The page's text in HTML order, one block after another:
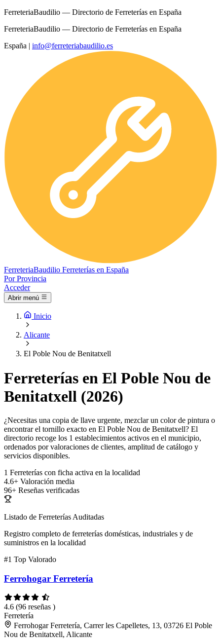
FerreteriaBaudilio — Directorio de Ferreterías en España
FerreteriaBaudilio — Directorio de Ferreterías en España
España | info@ferreteriabaudilio.es
FerreteriaBaudilio Ferreterías en España
Por Provincia
Acceder
Abrir menú
Inicio
Alicante
El Poble Nou de Benitatxell
Ferreterías en El Poble Nou de
Benitatxell (2026)
¿Necesitas una copia de llave urgente, mezclar un color de pintura o
encontrar el tornillo exacto en El Poble Nou de Benitatxell? El
directorio recoge los 1 establecimientos activos en el municipio,
ordenados por valoraciones de clientes, amplitud de catálogo y
servicios disponibles.
1 Ferreterías con ficha activa en la localidad
4.6+ Valoración media
96+ Reseñas verificadas
Listado de Ferreterías Auditadas
Registro completo de ferreterías domésticas, industriales y de
suministros en la localidad
#1 Top Valorado
Ferrohogar Ferretería
4.6 (96 reseñas )
Ferretería
Ferrohogar Ferretería, Carrer les Capelletes, 13, 03726 El Poble
Nou de Benitatxell, Alicante